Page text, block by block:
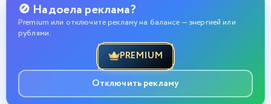
🚫 Надоела реклама?
Premium или отключите рекламу на балансе — энергией или
рублями.
PREMIUM
Отключить рекламу